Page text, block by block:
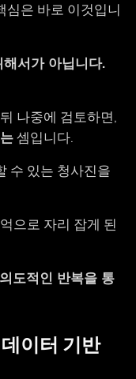
심은 바로 이것입니
서가 아닙니다.
나중에 검토하면,
셈입니다.
수 있는 청사진을
으로 자리 잡게 된
도적인 반복을 통
이터 기반